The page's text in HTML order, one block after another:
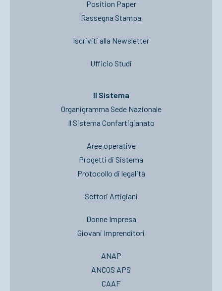
Position Paper
Rassegna Stampa
Iscriviti alla Newsletter
Ufficio Studi
Il Sistema
Organigramma Sede Nazionale
Il Sistema Confartigianato
Aree operative
Progetti di Sistema
Protocollo di legalità
Settori Artigiani
Donne Impresa
Giovani Imprenditori
ANAP
ANCOS APS
CAAF